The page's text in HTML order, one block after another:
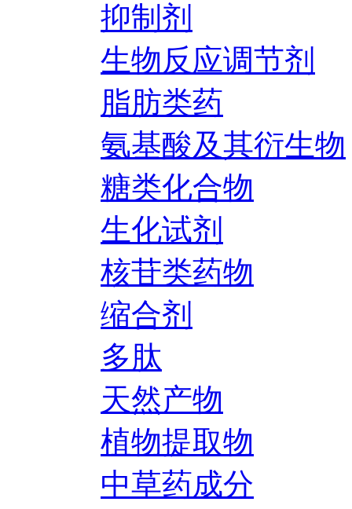
抑制剂
生物反应调节剂
脂肪类药
氨基酸及其衍生物
糖类化合物
生化试剂
核苷类药物
缩合剂
多肽
天然产物
植物提取物
中草药成分